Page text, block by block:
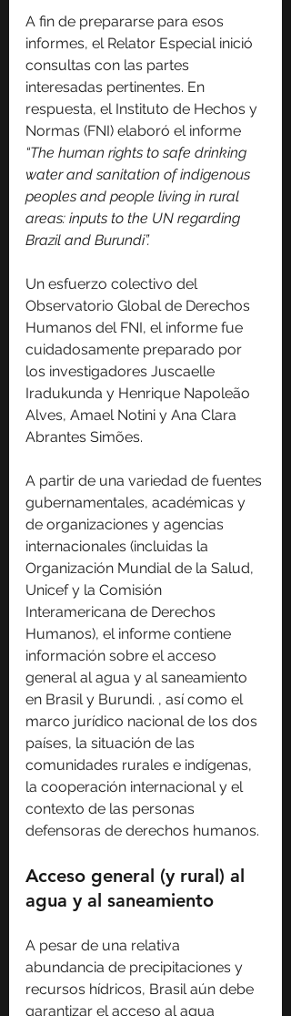
A fin de prepararse para esos
informes, el Relator Especial inició
consultas con las partes
interesadas pertinentes. En
respuesta, el Instituto de Hechos y
Normas (FNI) elaboró ​​el informe
“The human rights to safe drinking
water and sanitation of indigenous
peoples and people living in rural
areas: inputs to the UN regarding
Brazil and Burundi”.
Un esfuerzo colectivo del
Observatorio Global de Derechos
Humanos del FNI, el informe fue
cuidadosamente preparado por
los investigadores Juscaelle
Iradukunda y Henrique Napoleão
Alves, Amael Notini y Ana Clara
Abrantes Simões.
A partir de una variedad de fuentes
gubernamentales, académicas y
de organizaciones y agencias
internacionales (incluidas la
Organización Mundial de la Salud,
Unicef ​​y la Comisión
Interamericana de Derechos
Humanos), el informe contiene
información sobre el acceso
general al agua y al saneamiento
en Brasil y Burundi. , así como el
marco jurídico nacional de los dos
países, la situación de las
comunidades rurales e indígenas,
la cooperación internacional y el
contexto de las personas
defensoras de derechos humanos.
Acceso general (y rural) al
agua y al saneamiento
A pesar de una relativa
abundancia de precipitaciones y
recursos hídricos, Brasil aún debe
garantizar el acceso al agua